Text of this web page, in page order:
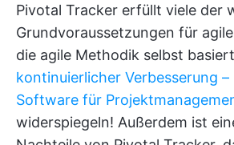
Pivotal Tracker erfüllt viele der
Grundvoraussetzungen für
die agile Methodik selbst
kontinuierlicher Verbesserung –
Software für
widerspiegeln! Außerdem ist